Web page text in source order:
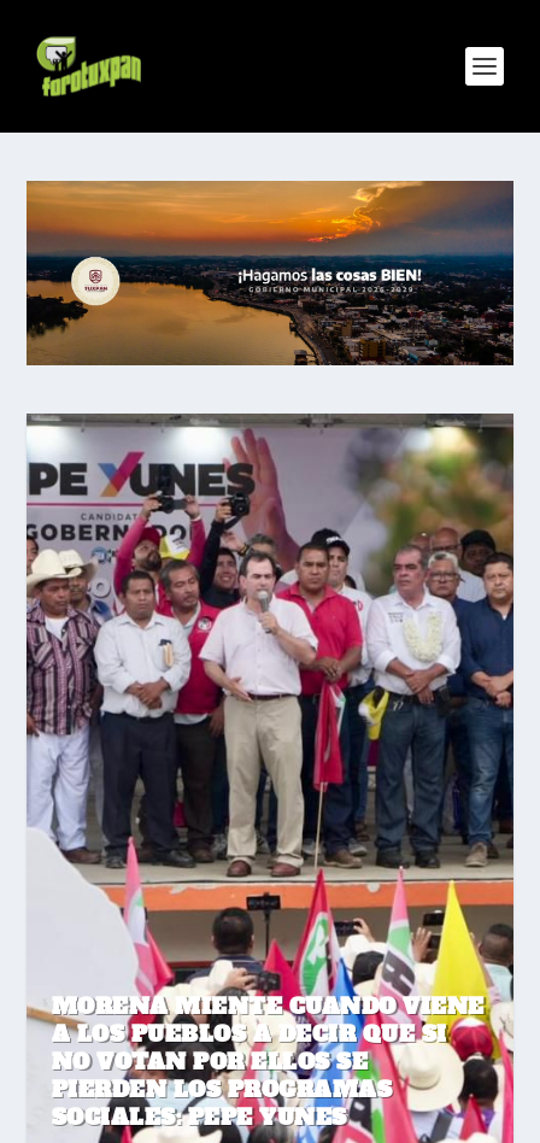
MORENA MIENTE CUANDO VIENE
A LOS PUEBLOS A DECIR QUE SI
NO VOTAN POR ELLOS SE
PIERDEN LOS PROGRAMAS
SOCIALES: PEPE YUNES